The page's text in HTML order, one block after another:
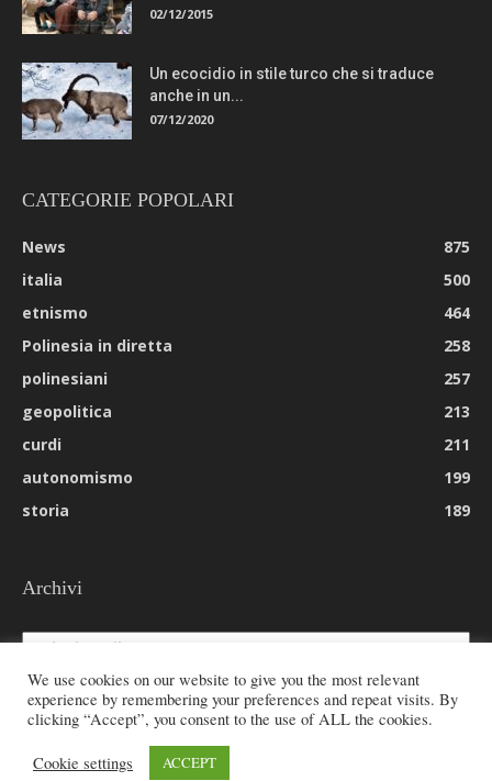
02/12/2015
Un ecocidio in stile turco che si traduce
anche in un...
07/12/2020
CATEGORIE POPOLARI
News
875
italia
500
etnismo
464
Polinesia in diretta
258
polinesiani
257
geopolitica
213
curdi
211
autonomismo
199
storia
189
Archivi
Archivi
© 2026 All rights reserved - Etnie -
We use cookies on our website to give you the most relevant
experience by remembering your preferences and repeat visits. By
clicking “Accept”, you consent to the use of ALL the cookies.
Cookie settings ACCEPT